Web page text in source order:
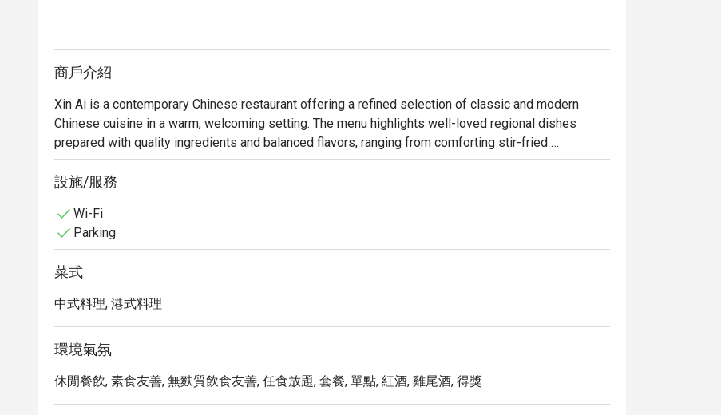
商戶介紹
Xin Ai is a contemporary Chinese restaurant offering a refined selection of classic and modern
Chinese cuisine in a warm, welcoming setting. The menu highlights well-loved regional dishes
prepared with quality ingredients and balanced flavors, ranging from comforting stir-fried
specialties to carefully crafted signature plates. With its elegant yet relaxed atmosphere, Xin Ai is
well suited for casual dining, family meals, or business gatherings, providing an enjoyable
設施/服務
Wi-Fi
Parking
菜式
中式料理, 港式料理
環境氣氛
休閒餐飲, 素食友善, 無麩質飲食友善, 任食放題, 套餐, 單點, 紅酒, 雞尾酒, 得獎